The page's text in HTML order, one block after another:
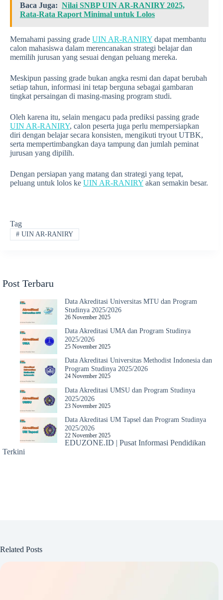
Baca Juga: Nilai SNBP UIN AR-RANIRY 2025,
Rata-Rata Raport Minimal untuk Lolos
Memahami passing grade UIN AR-RANIRY dapat membantu
calon mahasiswa dalam merencanakan strategi belajar dan
memilih jurusan yang sesuai dengan peluang mereka.
Meskipun passing grade bukan angka resmi dan dapat berubah
setiap tahun, informasi ini tetap berguna sebagai gambaran
tingkat persaingan di masing-masing program studi.
Oleh karena itu, selain mengacu pada prediksi passing grade
UIN AR-RANIRY, calon peserta juga perlu mempersiapkan
diri dengan belajar secara konsisten, mengikuti tryout UTBK,
serta mempertimbangkan daya tampung dan jumlah peminat
jurusan yang dipilih.
Dengan persiapan yang matang dan strategi yang tepat,
peluang untuk lolos ke UIN AR-RANIRY akan semakin besar.
Tag
#UIN AR-RANIRY
Post Terbaru
Data Akreditasi Universitas MTU dan Program
Studinya 2025/2026
26 November 2025
Data Akreditasi UMA dan Program Studinya
2025/2026
25 November 2025
Data Akreditasi Universitas Methodist Indonesia dan
Program Studinya 2025/2026
24 November 2025
Data Akreditasi UMSU dan Program Studinya
2025/2026
23 November 2025
Data Akreditasi UM Tapsel dan Program Studinya
2025/2026
22 November 2025
EDUZONE.ID | Pusat Informasi Pendidikan
Terkini
Related Posts